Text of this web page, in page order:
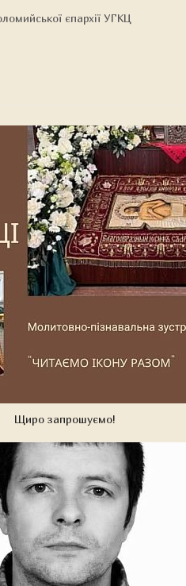
єпархії УГКЦ
Щиро запрошуємо!